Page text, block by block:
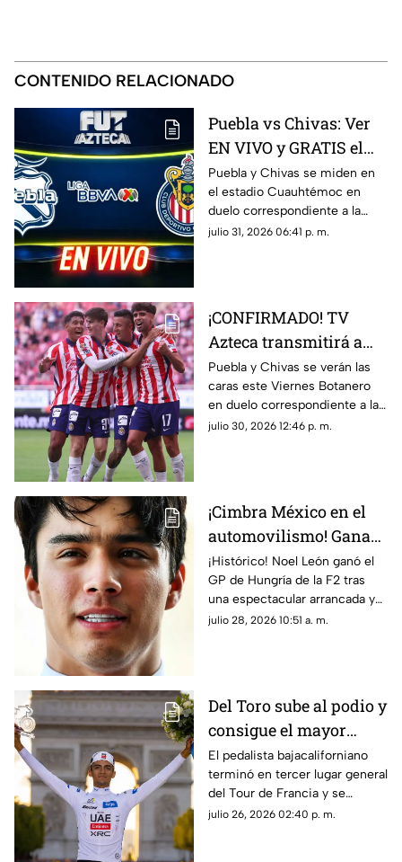
CONTENIDO RELACIONADO
Puebla vs Chivas: Ver
EN VIVO y GRATIS el
encuentro de la
Jornada 3 de la Liga
MX
Puebla y Chivas se miden en
el estadio Cuauhtémoc en
duelo correspondiente a la
Jornada 3 del futbol mexicano.
julio 31, 2026 06:41 p. m.
¡CONFIRMADO! TV
Azteca transmitirá a
las Chivas en la
Jornada 3 de la Liga
MX
Puebla y Chivas se verán las
caras este Viernes Botanero
en duelo correspondiente a la
Jornada 3 de la Liga MX.
julio 30, 2026 12:46 p. m.
¡Cimbra México en el
automovilismo! Gana
Noel León el GP de
Hungría de la F2
¡Histórico! Noel León ganó el
GP de Hungría de la F2 tras
una espectacular arrancada y
puso en alto el automovilismo
julio 28, 2026 10:51 a. m.
Del Toro sube al podio y
consigue el mayor
triunfo del ciclismo
nacional
El pedalista bajacaliforniano
terminó en tercer lugar general
del Tour de Francia y se
coronó como el mejor joven
julio 26, 2026 02:40 p. m.